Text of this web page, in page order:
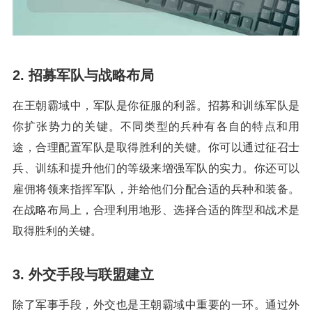
2. 招募军队与战略布局
在王朝霸域中，军队是你征服的利器。招募和训练军队是
你扩张势力的关键。不同类型的兵种有各自的特点和用
途，合理配置军队是取得胜利的关键。你可以通过征召士
兵、训练和提升他们的等级来增强军队的实力。你还可以
雇佣将领来指挥军队，并给他们分配合适的兵种和装备。
在战略布局上，合理利用地形、选择合适的阵型和战术是
取得胜利的关键。
3. 外交手段与联盟建立
除了军事手段，外交也是王朝霸域中重要的一环。通过外